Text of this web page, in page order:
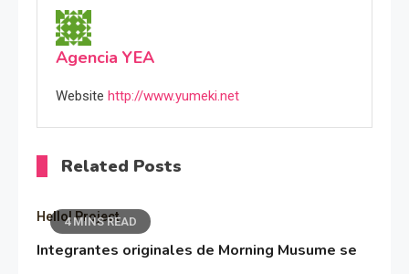
Agencia YEA
Website http://www.yumeki.net
Related Posts
4 MINS READ
Hello! Project
Integrantes originales de Morning Musume se